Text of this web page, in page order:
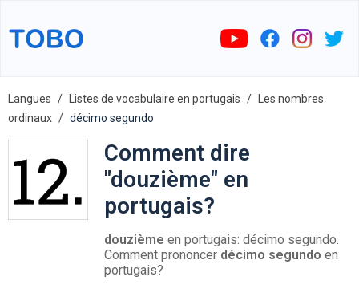
Langues Listes de vocabulaire en portugais
Les nombres
ordinaux
décimo segundo
Comment dire
"douzième" en
portugais?
douzième en portugais: décimo segundo.
Comment prononcer décimo segundo en
portugais?